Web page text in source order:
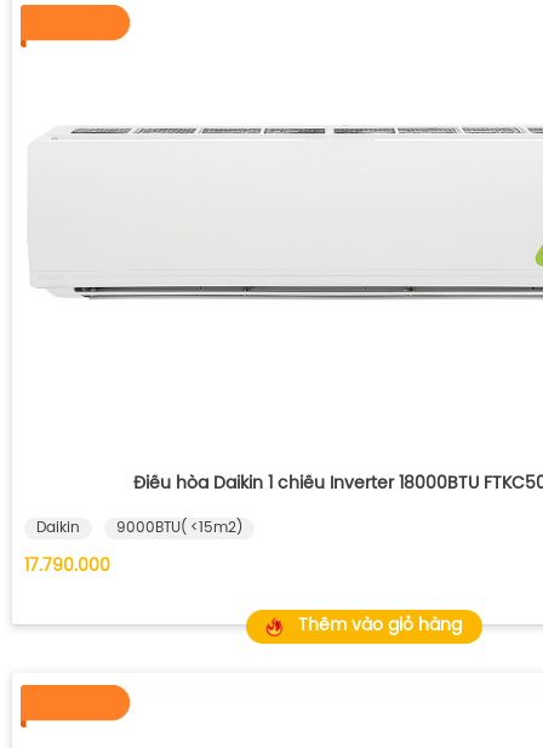
Điều hòa Daikin 1 chiều Inverter 18000BTU
Daikin 9000BTU( <15m2)
17.790.000
Thêm vào giỏ hàng